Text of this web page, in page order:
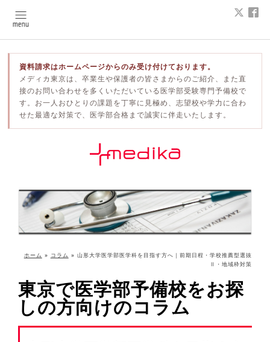
資料請求はホームページからのみ受け付けております。
メディカ東京は、卒業生や保護者の皆さまからのご紹介、また直
接のお問い合わせを多くいただいている医学部受験専門予備校で
す。お一人おひとりの課題を丁寧に見極め、志望校や学力に合わ
せた最適な対策で、医学部合格まで誠実に伴走いたします。
ホーム » コラム » 山形大学医学部医学科を目指す方へ｜前期日程・学校推薦型選抜
Ⅱ・地域枠対策
東京で医学部予備校をお探
しの方向けのコラム